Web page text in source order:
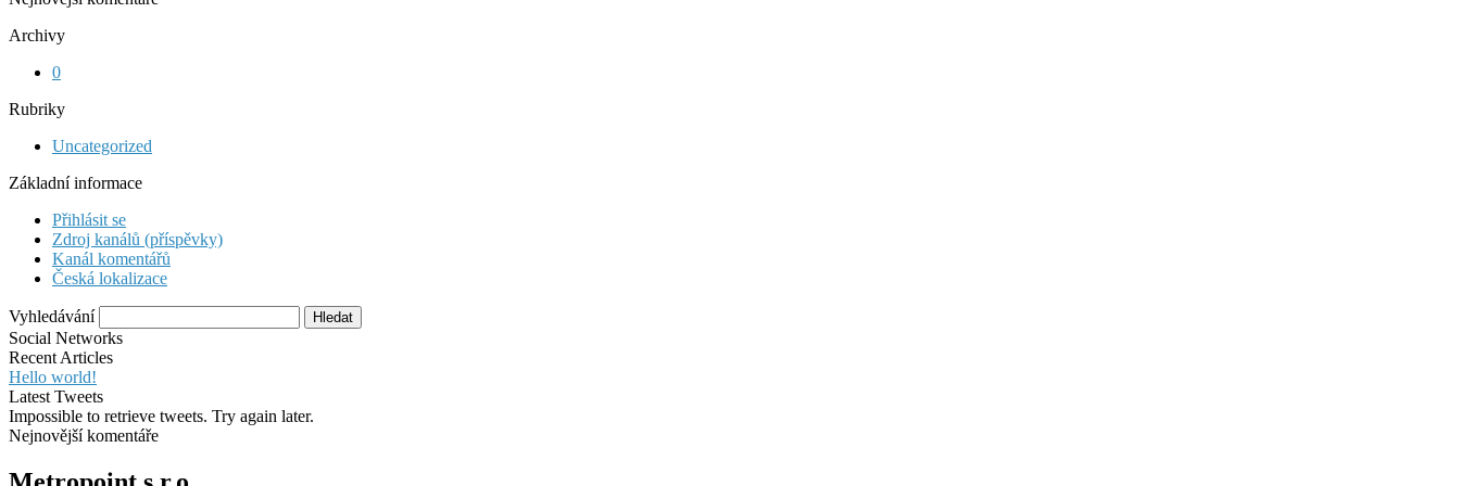
Archivy
0
Rubriky
Uncategorized
Základní informace
Přihlásit se
Zdroj kanálů (příspěvky)
Kanál komentářů
Česká lokalizace
Vyhledávání
Social Networks
Recent Articles
Hello world!
Latest Tweets
Impossible to retrieve tweets. Try again later.
Nejnovější komentáře